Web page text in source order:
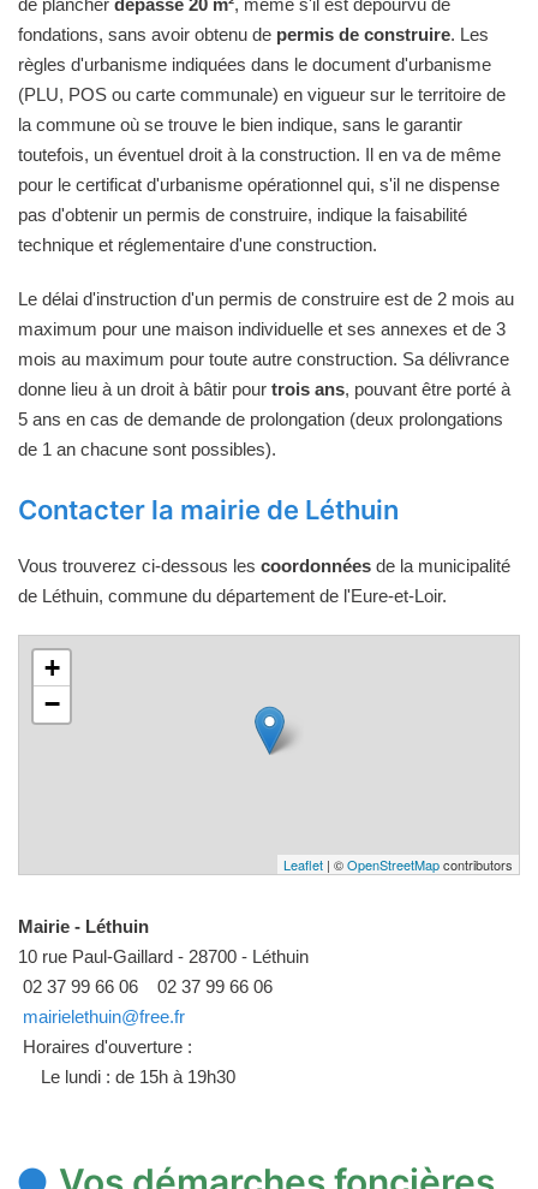
fondations, sans avoir obtenu de permis de construire. Les
règles d'urbanisme indiquées dans le document d'urbanisme
(PLU, POS ou carte communale) en vigueur sur le territoire de
la commune où se trouve le bien indique, sans le garantir
toutefois, un éventuel droit à la construction. Il en va de même
pour le certificat d'urbanisme opérationnel qui, s'il ne dispense
pas d'obtenir un permis de construire, indique la faisabilité
technique et réglementaire d'une construction.
Le délai d'instruction d'un permis de construire est de 2 mois au
maximum pour une maison individuelle et ses annexes et de 3
mois au maximum pour toute autre construction. Sa délivrance
donne lieu à un droit à bâtir pour trois ans, pouvant être porté à
5 ans en cas de demande de prolongation (deux prolongations
de 1 an chacune sont possibles).
Contacter la mairie de Léthuin
Vous trouverez ci-dessous les coordonnées de la municipalité
de Léthuin, commune du département de l'Eure-et-Loir.
+
−
Leaflet | ©OpenStreetMapcontributors
Mairie - Léthuin
10 rue Paul-Gaillard - 28700 - Léthuin
02 37 99 66 06
02 37 99 66 06
mairielethuin@free.fr
Horaires d'ouverture :
Le lundi : de 15h à 19h30